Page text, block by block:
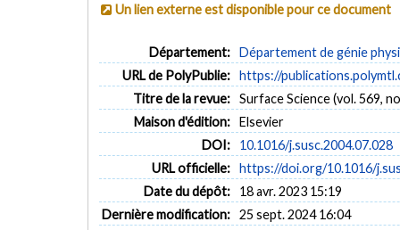
Un lien externe est disponible pour ce document
Département: Département de génie
URL de PolyPublie: https://
Titre de la revue: Surface Science (vol. 569,
Maison d'édition: Elsevier
DOI:
10.1016/j.susc.2004.07.028
URL officielle: https://doi.org/10.1016/
Date du dépôt:
18 avr. 2023 15:19
Dernière modification: 25 sept. 2024 16:04